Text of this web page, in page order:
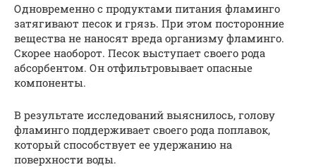
Одновременно с продуктами питания фламинго
затягивают песок и грязь. При этом посторонние
вещества не наносят вреда организму фламинго.
Скорее наоборот. Песок выступает своего рода
абсорбентом. Он отфильтровывает опасные
компоненты.
В результате исследований выяснилось, голову
фламинго поддерживает своего рода поплавок,
который способствует ее удержанию на
поверхности воды.